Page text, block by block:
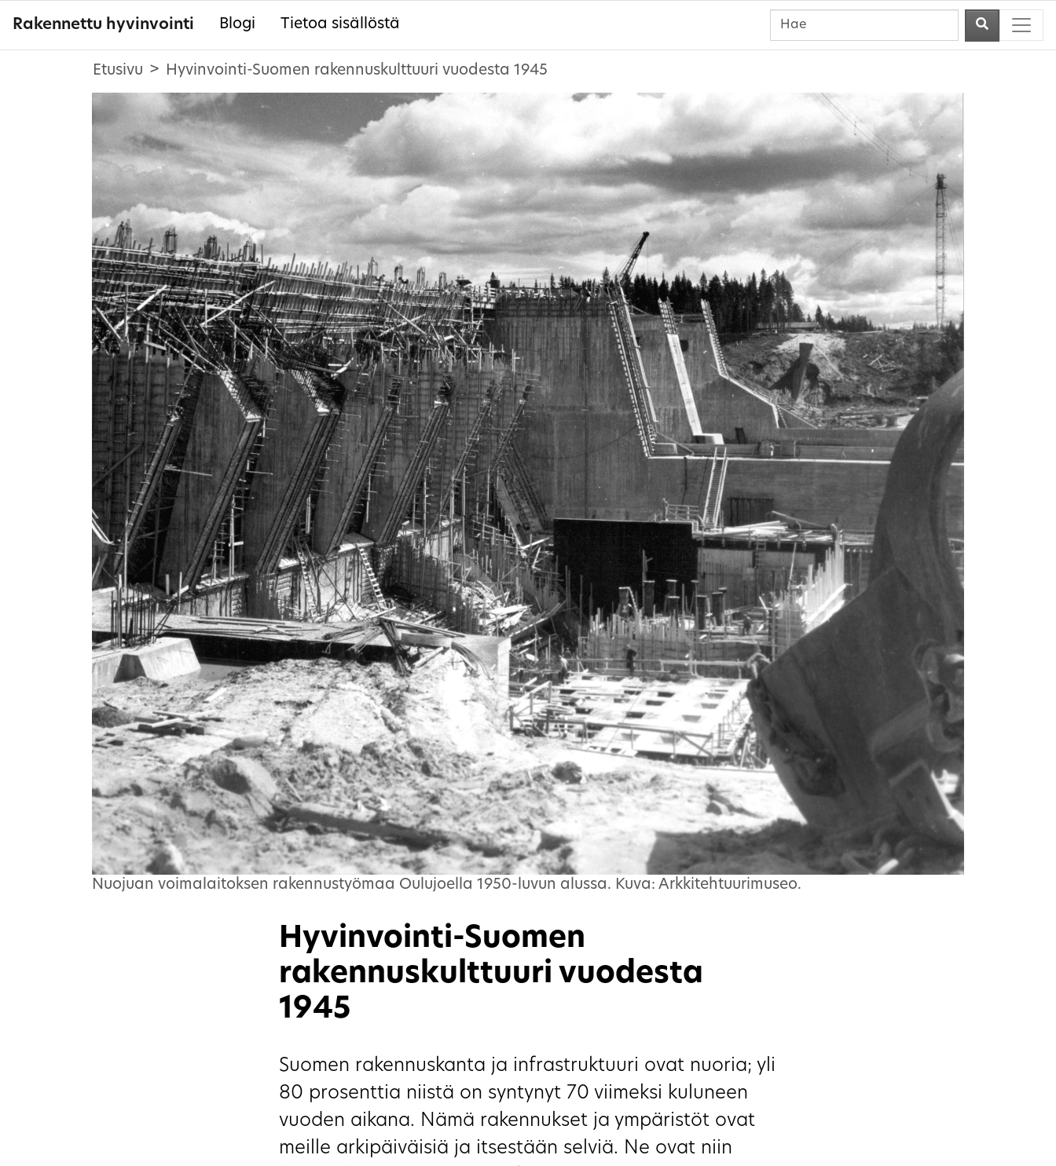
Rakennettu hyvinvointi Blogi Tietoa sisällöstä
Etusivu Hyvinvointi-Suomen rakennuskulttuuri vuodesta 1945
Nuojuan voimalaitoksen rakennustyömaa Oulujoella 1950-luvun alussa. Kuva: Arkkitehtuurimuseo.
Hyvinvointi-Suomen
rakennuskulttuuri vuodesta
1945
Suomen rakennuskanta ja infrastruktuuri ovat nuoria; yli
80 prosenttia niistä on syntynyt 70 viimeksi kuluneen
vuoden aikana. Nämä rakennukset ja ympäristöt ovat
meille arkipäiväisiä ja itsestään selviä. Ne ovat niin